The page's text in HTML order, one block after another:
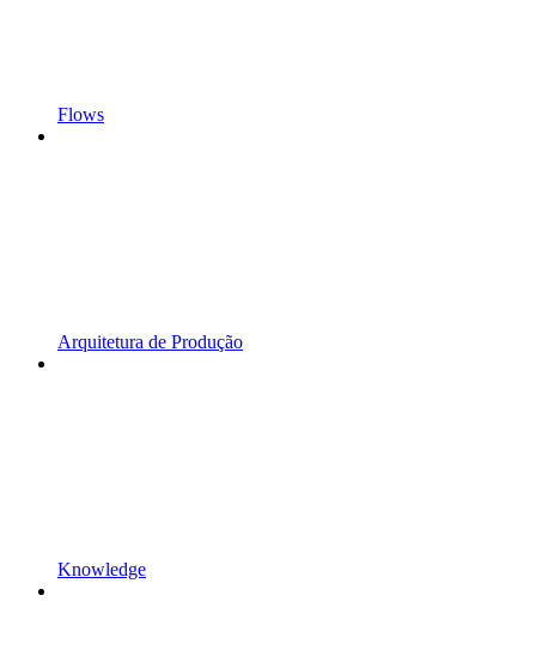
Flows
Arquitetura de Produção
Knowledge